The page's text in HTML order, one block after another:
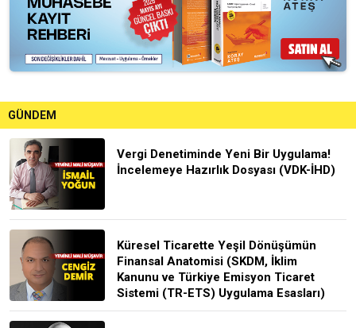
GÜNDEM
Vergi Denetiminde Yeni Bir Uygulama!
İncelemeye Hazırlık Dosyası (VDK-İHD)
Küresel Ticarette Yeşil Dönüşümün
Finansal Anatomisi (SKDM, İklim
Kanunu ve Türkiye Emisyon Ticaret
Sistemi (TR-ETS) Uygulama Esasları)